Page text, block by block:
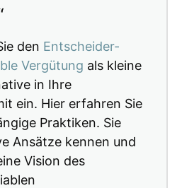
den Entscheider-
Vergütung als kleine
in Ihre
ein. Hier erfahren Sie
Praktiken. Sie
Ansätze kennen und
Vision des